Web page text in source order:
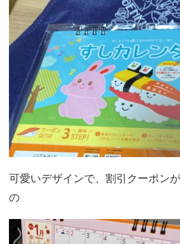
可愛いデザインで、割引クーポン
の